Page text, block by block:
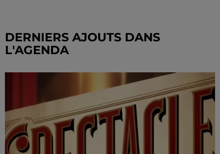
DERNIERS AJOUTS DANS
L'AGENDA